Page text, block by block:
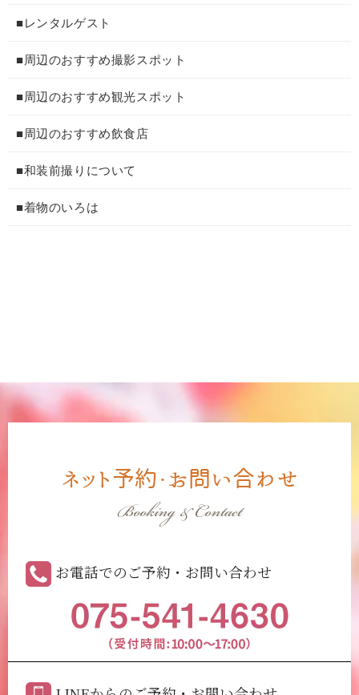
■レンタルゲスト
■周辺のおすすめ撮影スポット
■周辺のおすすめ観光スポット
■周辺のおすすめ飲食店
■和装前撮りについて
■着物のいろは
ネット予約・お問い合わせ
Booking & Contact
お電話でのご予約・お問い合わせ